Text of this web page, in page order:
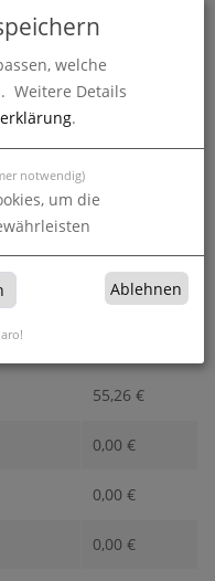
55,26 €
0,00 €
0,00 €
0,00 €
welche
Weitere Details
.
notwendig)
um die
Ablehnen